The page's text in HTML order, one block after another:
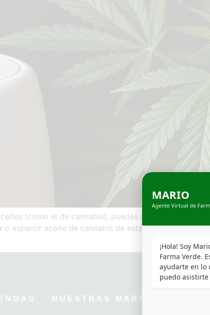
MARIO
Agente Virtual de
¡Hola! Soy
Farma Verde.
ayudarte en lo
puedo asistirte
(como el de cannabis), puedes dañar el aparato o
esparcir aceite de cannabis de esta forma, no se
NUESTRAS MARCAS